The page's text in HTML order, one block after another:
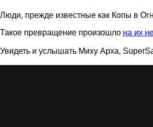
Люди, прежде известные как Копы в
Такое превращение произошло на их
Увидеть и услышать Миху Арха,